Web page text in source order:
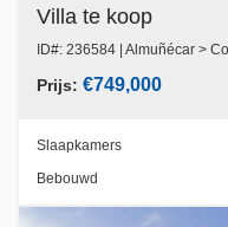
Villa te koop
ID#: 236584 | Almuñécar >
Prijs: €749,000
Slaapkamers
Bebouwd